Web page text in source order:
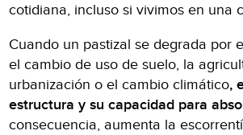
cotidiana, incluso si vivimos en una
Cuando un pastizal se degrada por
el cambio de uso de suelo, la
urbanización o el cambio climático,
estructura y su capacidad para
consecuencia, aumenta la